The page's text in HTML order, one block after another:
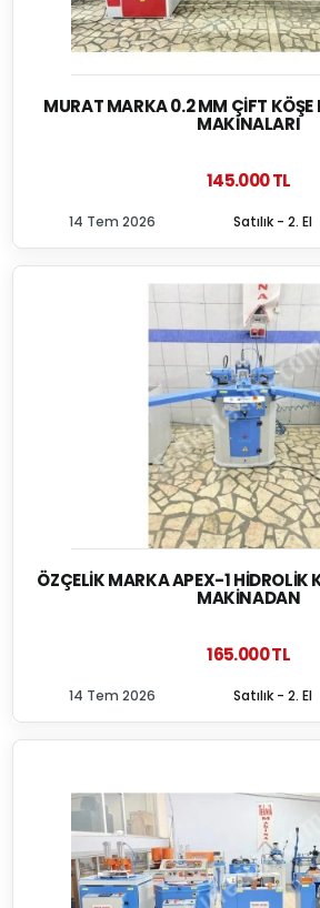
MURAT MARKA 0.2 MM ÇIFT
MAKINALARI
145.000 TL
Satılık - 2. El
14 Tem 2026
ÖZÇELIK MARKA APEX-1 HIDROLIK
MAKINADAN
165.000 TL
Satılık - 2. El
14 Tem 2026